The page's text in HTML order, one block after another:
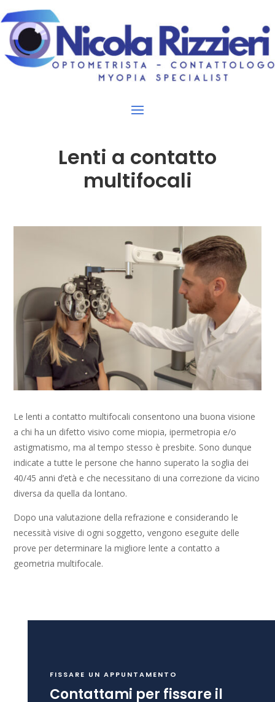
Lenti a contatto
multifocali
Le lenti a contatto multifocali consentono una buona visione
a chi ha un difetto visivo come miopia, ipermetropia e/o
astigmatismo, ma al tempo stesso è presbite. Sono dunque
indicate a tutte le persone che hanno superato la soglia dei
40/45 anni d’età e che necessitano di una correzione da vicino
diversa da quella da lontano.
Dopo una valutazione della refrazione e considerando le
necessità visive di ogni soggetto, vengono eseguite delle
prove per determinare la migliore lente a contatto a
geometria multifocale.
FISSARE UN APPUNTAMENTO
Contattami per fissare il